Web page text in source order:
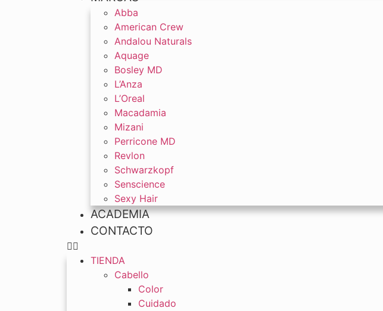
Abba
American Crew
Andalou Naturals
Aquage
Bosley MD
L’Anza
L’Oreal
Macadamia
Mizani
Perricone MD
Revlon
Schwarzkopf
Senscience
Sexy Hair
ACADEMIA
CONTACTO
TIENDA
Cabello
Color
Cuidado